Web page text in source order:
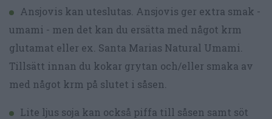
Ansjovis kan uteslutas. Ansjovis ger extra smak -
umami - men det kan du ersätta med något krm
glutamat eller ex. Santa Marias Natural Umami.
Tillsätt innan du kokar grytan och/eller smaka av
med något krm på slutet i såsen.
Lite ljus soja kan också piffa till såsen samt söt